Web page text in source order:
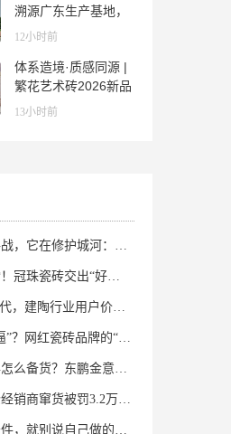
溯源广东生产基地，
进阶ROI长效变现新
12小时前
体系造境·质感同源 |
繁花艺术砖2026新品
发布媒体见面会圆满
13小时前
别人在打价格战，它在修护城河：新明珠岩板的逆势密码
迪丽热巴盛赞！冠珠瓷砖交出“好房子”的标准答卷
告别“盲选”时代，建陶行业用户价值正在被改写！
骂业主是“穷逼”？网红瓷砖品牌的“真实面目”被揭开了！
经销商下半年怎么备货？东鹏金意陶马可波罗等10大品牌集体亮剑
又有头部陶企经销商窜货被罚3.2万！品牌区域保护岌岌可危？
达不到这个条件，就别说自己做的是质感砖！